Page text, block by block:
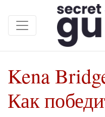
Kena
Как